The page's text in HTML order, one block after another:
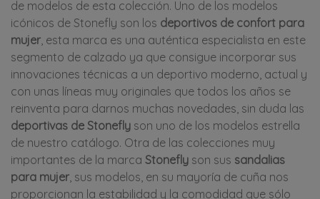
de modelos de esta colección. Uno de los modelos
icónicos de Stonefly son los deportivos de confort para
mujer , esta marca es una auténtica especialista en este
segmento de calzado ya que consigue incorporar sus
innovaciones técnicas a un deportivo moderno, actual y
con unas líneas muy originales que todos los años se
reinventa para darnos muchas novedades, sin duda las
deportivas de Stonefly son uno de los modelos estrella
de nuestro catálogo. Otra de las colecciones muy
importantes de la marca Stonefly son sus sandalias
para mujer , sus modelos, en su mayoría de cuña nos
proporcionan la estabilidad y la comodidad que sólo